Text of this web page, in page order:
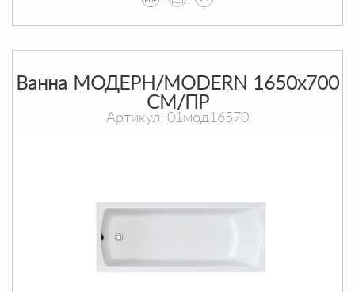
Ванна МОДЕРН/MODERN 1650х700
СМ/ПР
Артикул: 01мод16570